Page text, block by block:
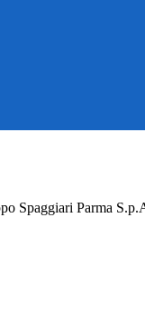
Spaggiari Parma